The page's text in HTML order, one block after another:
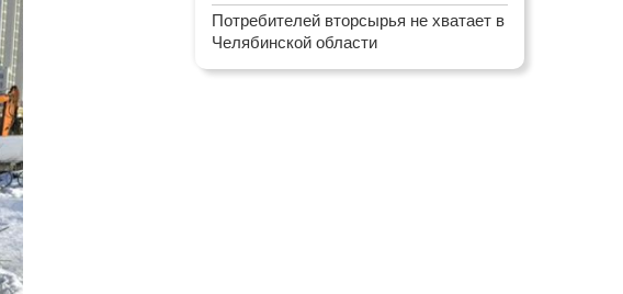
Потребителей вторсырья не хватает в
Челябинской области